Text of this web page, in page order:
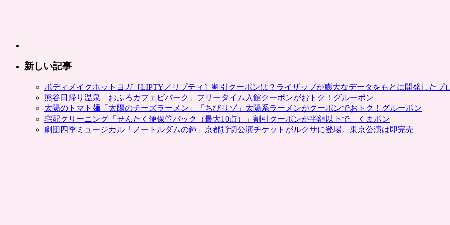
ン
2
月
29
日
ま
ト
当新しい記事
ボディメイクホットヨガ［LIPTY／リプティ］割引クーポンは？ライザップが膨大なデータをもとに開発したプ
熊谷日帰り温泉「おふろカフェビバーク」フリータイム入館クーポンがおトク！グルーポン
太陽のトマト麺「太陽のチーズラーメン」「ちびリゾ」太陽系ラーメンがクーポンでおトク！グルーポン
宅配クリーニング「せんたく便保管パック（最大10点）」割引クーポンが半額以下で。くまポン
劇団四季ミュージカル「ノートルダムの鐘」京都貸切公演チケットがルクサに登場。東京公演は即完売